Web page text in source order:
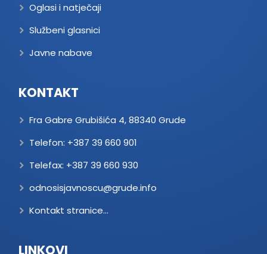
Oglasi i natječaji
Službeni glasnici
Javne nabave
KONTAKT
Fra Gabre Grubišića 4, 88340 Grude
Telefon: +387 39 660 901
Telefax: +387 39 660 930
odnosisjavnoscu@grude.info
Kontakt stranice...
LINKOVI